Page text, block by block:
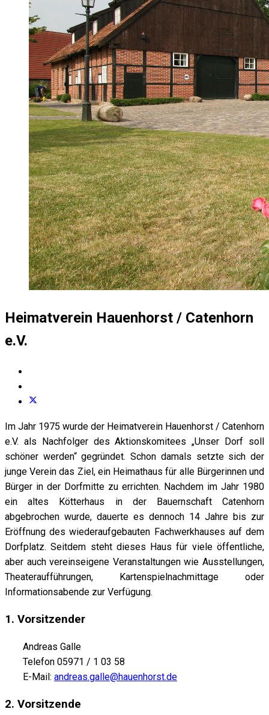
Heimatverein Hauenhorst / Catenhorn
e.V.
Im Jahr 1975 wurde der Heimatverein Hauenhorst / Catenhorn
e.V. als Nachfolger des Aktionskomitees „Unser Dorf soll
schöner werden“ gegründet. Schon damals setzte sich der
junge Verein das Ziel, ein Heimathaus für alle Bürgerinnen und
Bürger in der Dorfmitte zu errichten. Nachdem im Jahr 1980
ein altes Kötterhaus in der Bauernschaft Catenhorn
abgebrochen wurde, dauerte es dennoch 14 Jahre bis zur
Eröffnung des wiederaufgebauten Fachwerkhauses auf dem
Dorfplatz. Seitdem steht dieses Haus für viele öffentliche,
aber auch vereinseigene Veranstaltungen wie Ausstellungen,
Theateraufführungen, Kartenspielnachmittage oder
Informationsabende zur Verfügung.
1. Vorsitzender
Andreas Galle
Telefon 05971 / 1 03 58
E-Mail: andreas.galle@hauenhorst.de
2. Vorsitzende